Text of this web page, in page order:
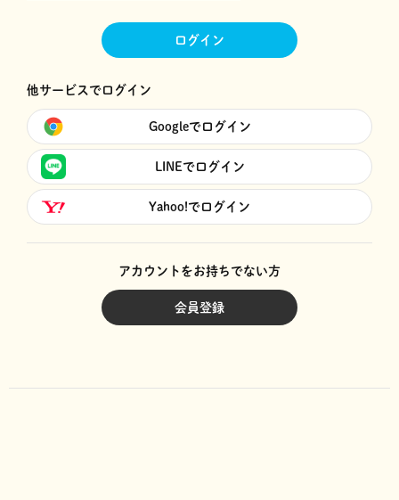
ログイン
他サービスでログイン
Googleでログイン
LINEでログイン
Yahoo!でログイン
アカウントをお持ちでない方
会員登録